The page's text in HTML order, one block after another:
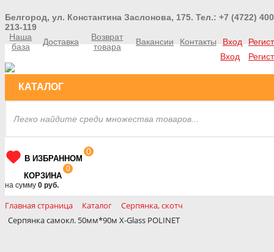
Белгород, ул. Константина Заслонова, 175. Тел.: +7 (4722)
213-119
Наша
база
Доставка
Возврат
товара
Вакансии Контакты Вход
Вход
КАТАЛОГ
В ИЗБРАННОМ
0
КОРЗИНА
0
на сумму 0 руб.
Главная страница Каталог
Серпянка, скотч
Серпянка самокл. 50мм*90м X-Glass POLINET